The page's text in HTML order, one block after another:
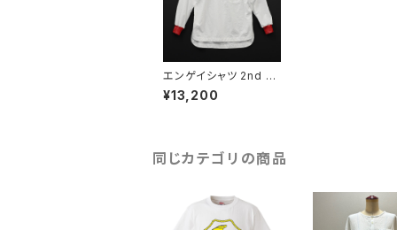
エンゲイシャツ 2nd コ
ットン 白×赤
¥13,200
同じカテゴリの商品